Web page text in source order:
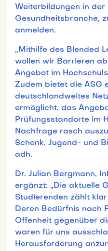
Weiterbildungen in der
Gesundheitsbranche,
anmelden.
„Mithilfe des Blended
wollen wir Barrieren
Angebot im
Zudem bietet die ASG
deutschlandweites
ermöglicht, das
Prüfungsstandorte im
Nachfrage rasch
Schenk, Jugend- und
adh.
Dr. Julian Bergmann,
ergänzt: „Die aktuelle
Studierenden zählt
Deren Bedürfnis nach
Offenheit gegenüber
waren für uns
Herausforderung